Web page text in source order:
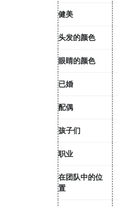
健美
头发的颜色
眼睛的颜色
已婚
配偶
孩子们
职业
在团队中的位
置